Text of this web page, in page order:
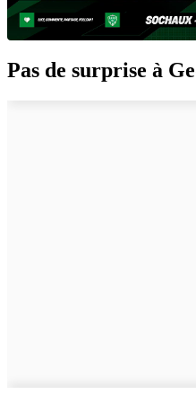
Pas de surprise à